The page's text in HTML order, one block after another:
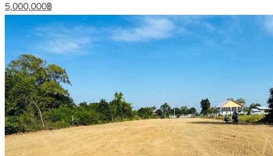
5,000,000฿